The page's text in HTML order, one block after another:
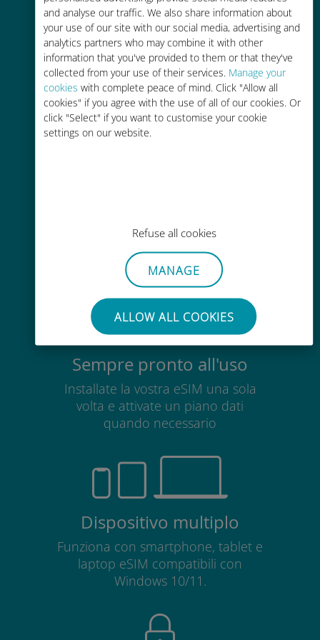
and analyse our traffic. We also share information about
your use of our site with our social media, advertising and
analytics partners who may combine it with other
information that you've provided to them or that they've
collected from your use of their services. Manage your
cookies with complete peace of mind. Click "Allow all
cookies" if you agree with the use of all of our cookies. Or
click "Select" if you want to customise your cookie
settings on our website.
Refuse all cookies
MANAGE
ALLOW ALL COOKIES
Ricarica facile
Ovunque tramite l'app Ubigi, anche
senza Wi-Fi o dati residui
Senza sforzo
Non è necessario rimuovere la
scheda SIM esistente
Sempre pronto all'uso
Installate la vostra eSIM una sola
volta e attivate un piano dati
quando necessario
Dispositivo multiplo
Funziona con smartphone, tablet e
laptop eSIM compatibili con
Windows 10/11.